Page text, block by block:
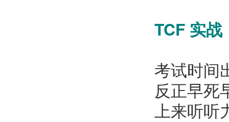
TCF 实战
考试时间
反正早死
上来听听